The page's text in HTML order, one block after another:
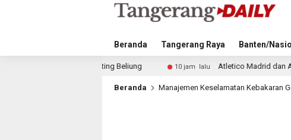
Beranda Tangerang Raya Banten/
10 jam lalu Atletico Madrid dan Arsenal Saingi Inter
Beranda Manajemen Keselamatan Kebakaran